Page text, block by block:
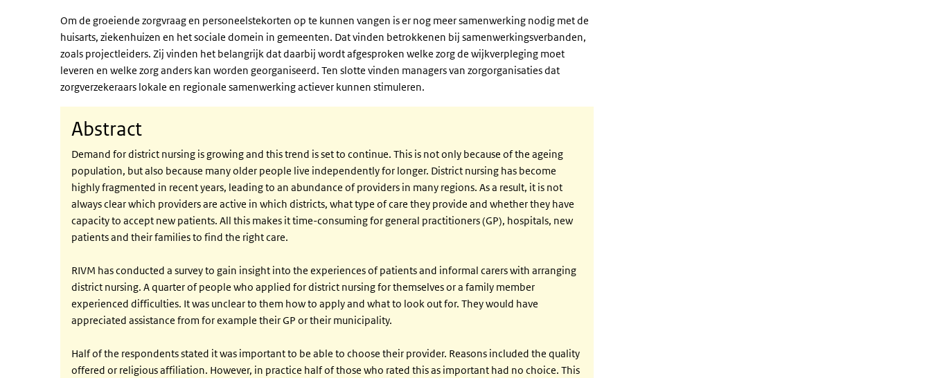
Om de groeiende zorgvraag en personeelstekorten op te kunnen vangen is er nog meer samenwerking nodig met de
huisarts, ziekenhuizen en het sociale domein in gemeenten. Dat vinden betrokkenen bij samenwerkingsverbanden,
zoals projectleiders. Zij vinden het belangrijk dat daarbij wordt afgesproken welke zorg de wijkverpleging moet
leveren en welke zorg anders kan worden georganiseerd. Ten slotte vinden managers van zorgorganisaties dat
zorgverzekeraars lokale en regionale samenwerking actiever kunnen stimuleren.
Abstract
Demand for district nursing is growing and this trend is set to continue. This is not only because of the ageing
population, but also because many older people live independently for longer. District nursing has become
highly fragmented in recent years, leading to an abundance of providers in many regions. As a result, it is not
always clear which providers are active in which districts, what type of care they provide and whether they have
capacity to accept new patients. All this makes it time-consuming for general practitioners (GP), hospitals, new
patients and their families to find the right care.
RIVM has conducted a survey to gain insight into the experiences of patients and informal carers with arranging
district nursing. A quarter of people who applied for district nursing for themselves or a family member
experienced difficulties. It was unclear to them how to apply and what to look out for. They would have
appreciated assistance from for example their GP or their municipality.
Half of the respondents stated it was important to be able to choose their provider. Reasons included the quality
offered or religious affiliation. However, in practice half of those who rated this as important had no choice. This